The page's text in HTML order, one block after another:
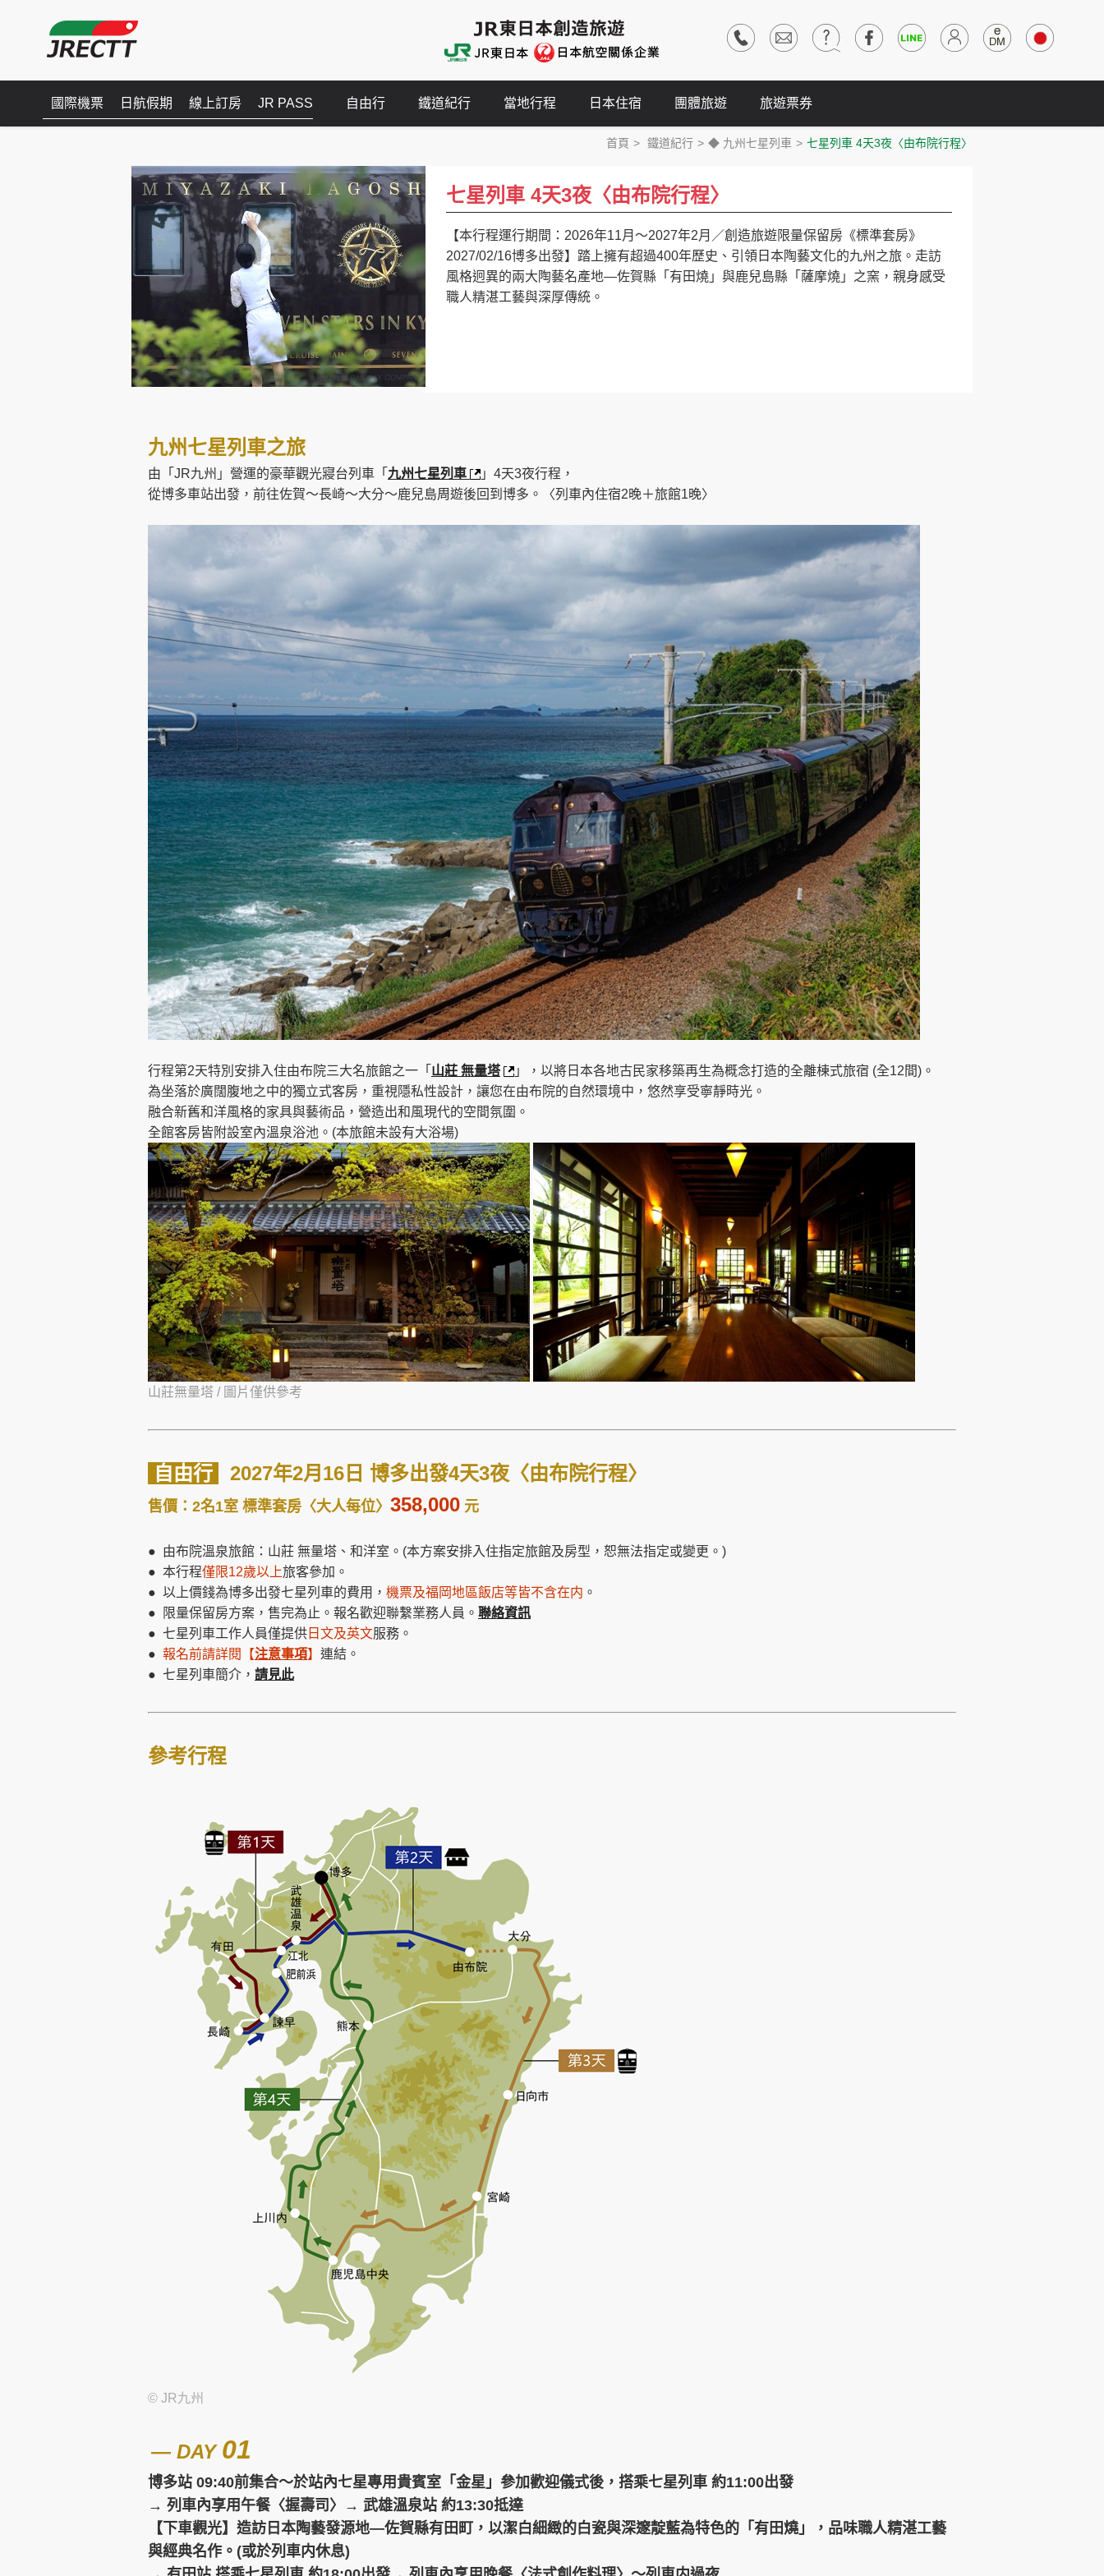
國際機票 日航假期 線上訂房 JR PASS 自由行 鐵道紀行 當地行程 日本住宿 團體旅遊 旅遊票券
首頁 鐵道紀行 ◆ 九州七星列車 七星列車 4天3夜〈由布院行程〉
七星列車 4天3夜〈由布院行程〉
【本行程運行期間：2026年11月～2027年2月／創造旅遊限量保留房《標準套房》
2027/02/16博多出發】踏上擁有超過400年歷史、引領日本陶藝文化的九州之旅。走訪
風格迥異的兩大陶藝名產地―佐賀縣「有田燒」與鹿兒島縣「薩摩燒」之窯，親身感受
職人精湛工藝與深厚傳統。
九州七星列車之旅
由「JR九州」營運的豪華觀光寢台列車「 九州七星列車
」4天3夜行程，
從博多車站出發，前往佐賀～長崎～大分～鹿兒島周遊後回到博多。〈列車內住宿2晚＋旅館1晚〉
行程第2天特別安排入住由布院三大名旅館之一「 山莊 無量塔
」，以將日本各地古民家移築再生為概念打造的全離棟式旅宿 (全12間)。
為坐落於廣闊腹地之中的獨立式客房，重視隱私性設計，讓您在由布院的自然環境中，悠然享受寧靜時光。
融合新舊和洋風格的家具與藝術品，營造出和風現代的空間氛圍。
全館客房皆附設室內溫泉浴池。(本旅館未設有大浴場)
山莊無量塔 / 圖片僅供參考
自由行 2027年2月16日 博多出發4天3夜 〈由布院行程〉
售價：2名1室 標準套房〈大人每位〉 358,000 元
● 由布院溫泉旅館：山莊 無量塔、和洋室。(本方案安排入住指定旅館及房型，恕無法指定或變更。)
● 本行程僅限12歲以上旅客參加。
● 以上價錢為博多出發七星列車的費用， 機票及福岡地區飯店等皆不含在内 。
● 限量保留房方案，售完為止。報名歡迎聯繫業務人員。 聯絡資訊
● 七星列車工作人員僅提供 日文及英文服務。
● 報名前請詳閱 【注意事項】 連結。
● 七星列車簡介， 請見此
參考行程
© JR九州
― DAY 01
博多站 09:40前集合～於站內七星專用貴賓室「金星」參加歡迎儀式後，搭乘七星列車 約11:00出發
→ 列車內享用 午餐〈握壽司〉→ 武雄溫泉站 約13:30抵達
【下車觀光】 造訪 日本陶藝發源地―佐賀縣有田町， 以潔白細緻的白瓷與深邃靛藍為特色的「有田燒」，品味職人精湛工藝
與經典名作。 (或於列車内休息)